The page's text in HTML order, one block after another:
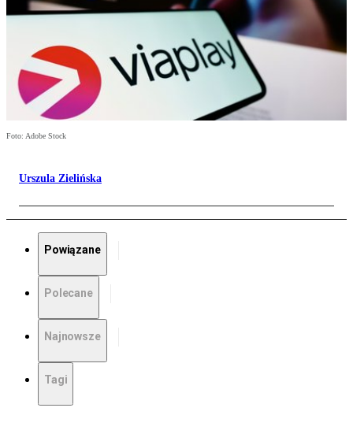
Foto: Adobe Stock
Urszula Zielińska
Powiązane
Polecane
Najnowsze
Tagi